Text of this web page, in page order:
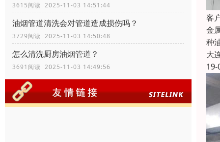
3615阅读 2025-11-03 14:51:44
油烟管道清洗会对管道造成损伤吗？
3729阅读 2025-11-03 14:50:48
怎么清洗厨房油烟管道？
3691阅读 2025-11-03 14:49:56
客
金
种
大
19-